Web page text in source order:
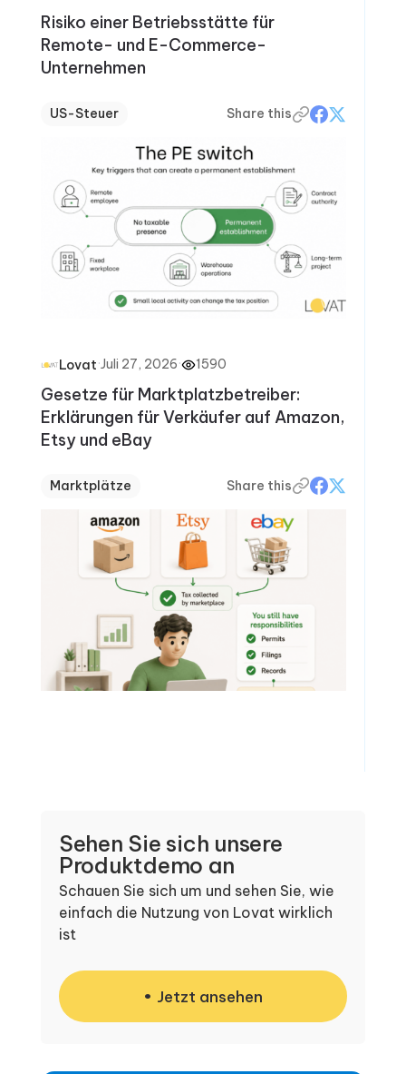
Risiko einer Betriebsstätte für
Remote- und E-Commerce-
Unternehmen
US-Steuer Share this
Lovat·Juli 27, 2026· 1590
Gesetze für Marktplatzbetreiber:
Erklärungen für Verkäufer auf Amazon,
Etsy und eBay
Marktplätze Share this
Sehen Sie sich unsere
Produktdemo an
Schauen Sie sich um und sehen Sie, wie
einfach die Nutzung von Lovat wirklich
ist
Jetzt ansehen